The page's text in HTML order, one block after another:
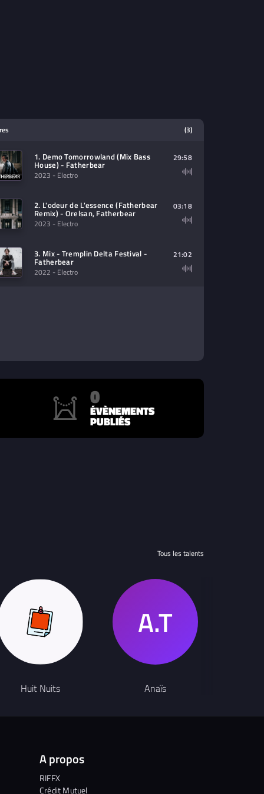
(3)
1. Demo Tomorrowland (Mix Bass
House) - Fatherbear
2023 - Electro
29:58
2. L'odeur de L'essence (Fatherbear
Remix) - Orelsan, Fatherbear
2023 - Electro
03:18
3. Mix - Tremplin Delta Festival -
Fatherbear
2022 - Electro
21:02
0
ÉVÈNEMENTS
PUBLIÉS
Tous les talents
Huit Nuits Anaïs
A propos
RIFFX
Crédit Mutuel